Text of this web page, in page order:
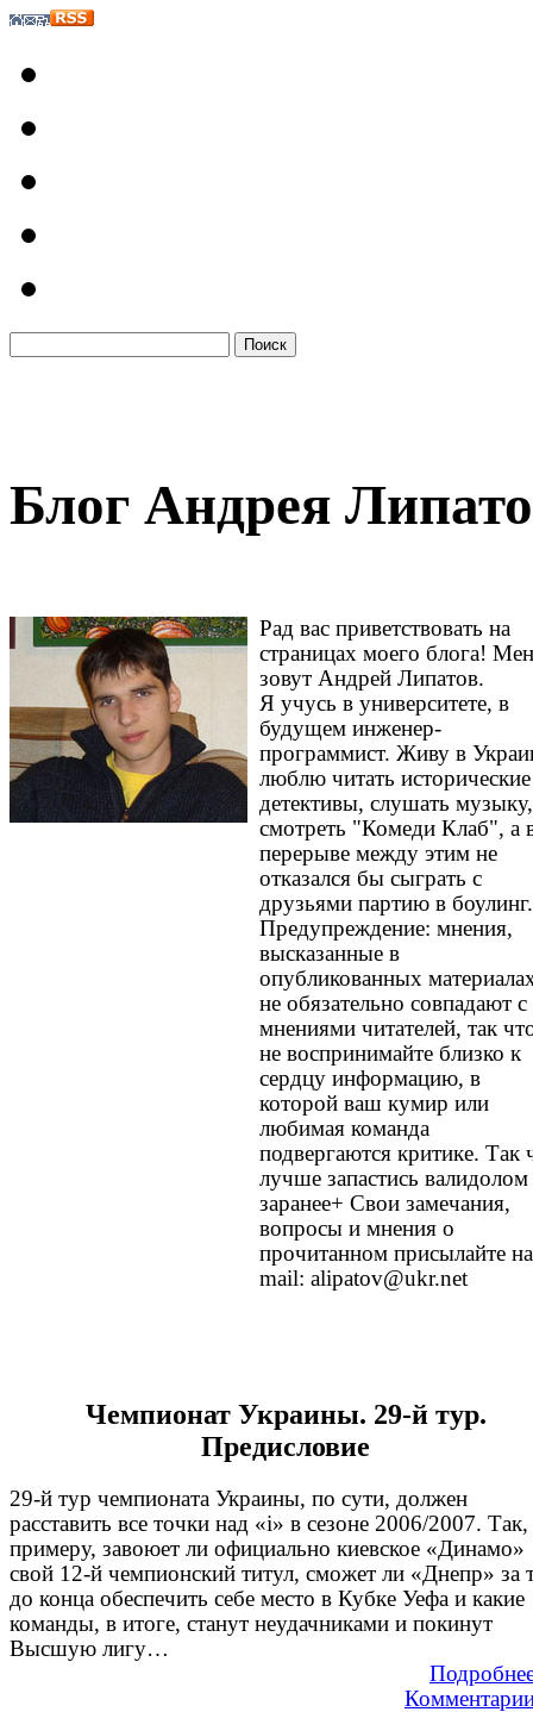
Блог Андрея
Рад вас приветствовать на
страницах моего блога!
зовут Андрей Липатов.
Я учусь в университете, в
будущем инженер-
программист. Живу в
люблю читать исторические
детективы, слушать музыку,
смотреть "Комеди Клаб", а
перерыве между этим не
отказался бы сыграть с
друзьями партию в боулинг.
Предупреждение: мнения,
высказанные в
опубликованных
не обязательно совпадают с
мнениями читателей, так
не воспринимайте близко к
сердцу информацию, в
которой ваш кумир или
любимая команда
подвергаются критике. Так
лучше запастись валидолом
заранее+ Свои замечания,
вопросы и мнения о
прочитанном присылайте
mail: alipatov@ukr.net
Чемпионат Украины. 29-й тур.
Предисловие
29-й тур чемпионата Украины, по сути, должен
расставить все точки над «і» в сезоне 2006/2007. Так,
примеру, завоюет ли официально киевское «Динамо»
свой 12-й чемпионский титул, сможет ли «Днепр» за
до конца обеспечить себе место в Кубке Уефа и какие
команды, в итоге, станут неудачниками и покинут
Высшую лигу…